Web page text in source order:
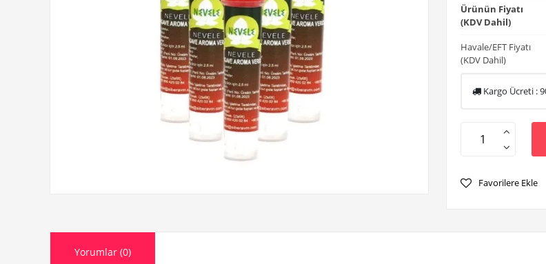
Ürünün Fiyatı
(KDV Dahil)
Havale/EFT Fiyatı
(KDV Dahil)
Kargo Ücreti :
Favorilere Ekle
Yorumlar (0)